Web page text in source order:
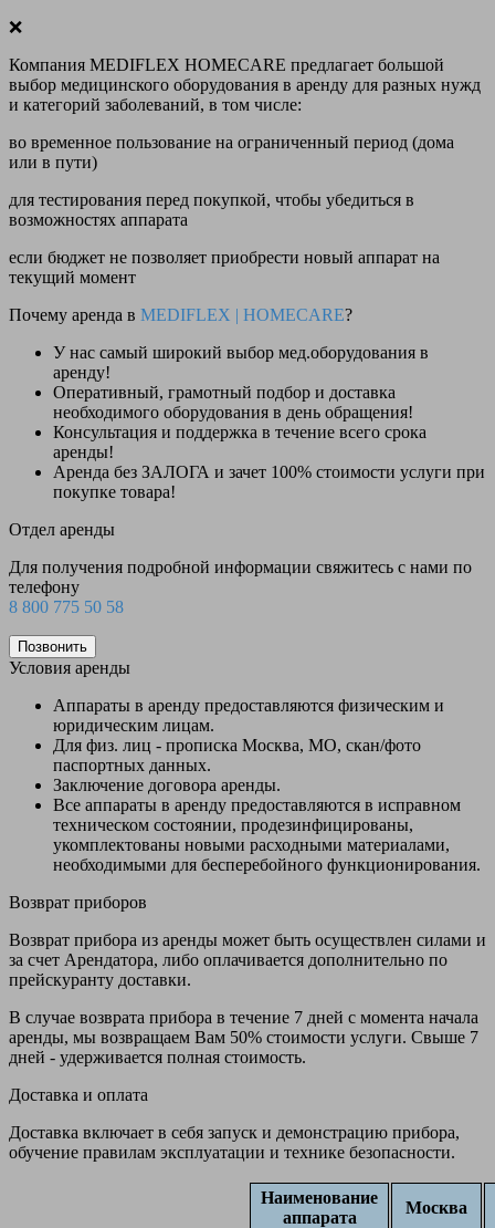
❌
Компания MEDIFLEX HOMECARE предлагает большой
выбор медицинского оборудования в аренду для разных нужд
и категорий заболеваний, в том числе:
во временное пользование на ограниченный период (дома
или в пути)
для тестирования перед покупкой, чтобы убедиться в
возможностях аппарата
если бюджет не позволяет приобрести новый аппарат на
текущий момент
Почему аренда в MEDIFLEX | HOMECARE?
У нас самый широкий выбор мед.оборудования в
аренду!
Оперативный, грамотный подбор и доставка
необходимого оборудования в день обращения!
Консультация и поддержка в течение всего срока
аренды!
Аренда без ЗАЛОГА и зачет 100% стоимости услуги при
покупке товара!
Отдел аренды
Для получения подробной информации свяжитесь с нами по
телефону
8 800 775 50 58
Позвонить
Условия аренды
Аппараты в аренду предоставляются физическим и
юридическим лицам.
Для физ. лиц - прописка Москва, МО, скан/фото
паспортных данных.
Заключение договора аренды.
Все аппараты в аренду предоставляются в исправном
техническом состоянии, продезинфицированы,
укомплектованы новыми расходными материалами,
необходимыми для бесперебойного функционирования.
Возврат приборов
Возврат прибора из аренды может быть осуществлен силами и
за счет Арендатора, либо оплачивается дополнительно по
прейскуранту доставки.
В случае возврата прибора в течение 7 дней с момента начала
аренды, мы возвращаем Вам 50% стоимости услуги. Свыше 7
дней - удерживается полная стоимость.
Доставка и оплата
Доставка включает в себя запуск и демонстрацию прибора,
обучение правилам эксплуатации и технике безопасности.
Наименование
аппарата
Москва